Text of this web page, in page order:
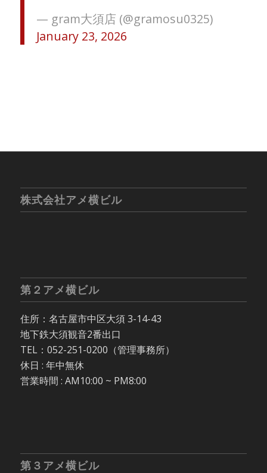
— gram大須店 (@gramosu0325)
January 23, 2026
株式会社アメ横ビル
第２アメ横ビル
住所：名古屋市中区大須 3-14-43
地下鉄大須観音2番出口
TEL：052-251-0200（管理事務所）
休日 : 年中無休
営業時間 : AM10:00 ~ PM8:00
第３アメ横ビル